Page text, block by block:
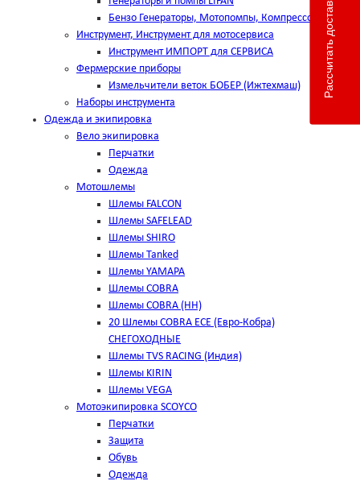
Бензо Генераторы, Мотопомпы, Компрессоры
Инструмент, Инструмент для мотосервиса
Инструмент ИМПОРТ для СЕРВИСА
Фермерские приборы
Измельчители веток БОБЕР (Ижтехмаш)
Наборы инструмента
Одежда и экипировка
Вело экипировка
Перчатки
Одежда
Мотошлемы
Шлемы FALCON
Шлемы SAFELEAD
Шлемы SHIRO
Шлемы Tanked
Шлемы YAMAPA
Шлемы COBRA
Шлемы COBRA (HH)
20 Шлемы COBRA ECE (Евро-Кобра)
СНЕГОХОДНЫЕ
Шлемы TVS RACING (Индия)
Шлемы KIRIN
Шлемы VEGA
Мотоэкипировка SCOYCO
Перчатки
Защита
Обувь
Одежда
Рассчитать доставку